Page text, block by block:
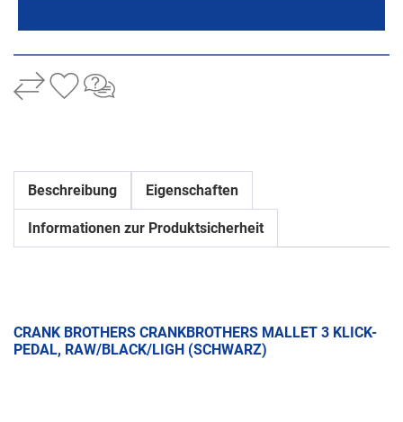
Beschreibung Eigenschaften
Informationen zur Produktsicherheit
CRANK BROTHERS CRANKBROTHERS MALLET 3 KLICK-
PEDAL, RAW/BLACK/LIGH (SCHWARZ)